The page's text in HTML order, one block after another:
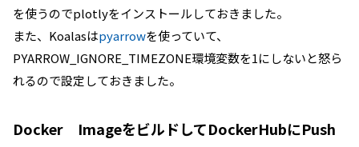
を使うのでplotlyをインストールしておきました。
また、Koalasはpyarrowを使っていて、
PYARROW_IGNORE_TIMEZONE環境変数を1にしないと怒ら
れるので設定しておきました。
Docker ImageをビルドしてDockerHubにPush